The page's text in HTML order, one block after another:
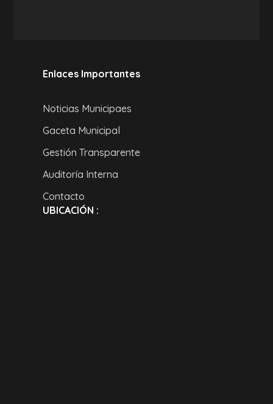
Enlaces Importantes
Noticias Municipaes
Gaceta Municipal
Gestión Transparente
Auditoría Interna
Contacto
UBICACIÓN :